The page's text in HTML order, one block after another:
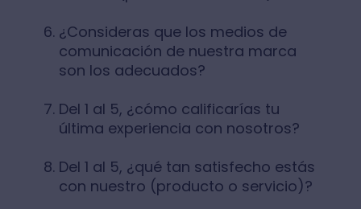
¿Consideras que los medios de
comunicación de nuestra marca
son los adecuados?
Del 1 al 5, ¿cómo calificarías tu
última experiencia con nosotros?
Del 1 al 5, ¿qué tan satisfecho estás
con nuestro (producto o servicio)?